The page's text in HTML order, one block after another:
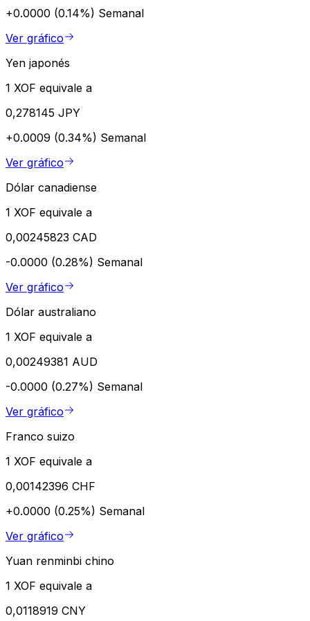
+0.0000 (0.14%) Semanal
Ver gráfico
Yen japonés
1 XOF equivale a
0,278145 JPY
+0.0009 (0.34%) Semanal
Ver gráfico
Dólar canadiense
1 XOF equivale a
0,00245823 CAD
-0.0000 (0.28%) Semanal
Ver gráfico
Dólar australiano
1 XOF equivale a
0,00249381 AUD
-0.0000 (0.27%) Semanal
Ver gráfico
Franco suizo
1 XOF equivale a
0,00142396 CHF
+0.0000 (0.25%) Semanal
Ver gráfico
Yuan renminbi chino
1 XOF equivale a
0,0118919 CNY